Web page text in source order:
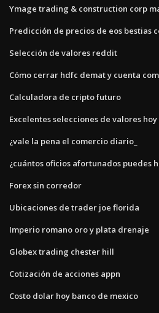
Ymage trading & construction corp
Predicción de precios de eos bestias
Selección de valores reddit
Cómo cerrar hdfc demat y cuenta
Calculadora de cripto futuro
Excelentes selecciones de valores hoy
¿vale la pena el comercio diario_
¿cuántos oficios afortunados puedes
Forex sin corredor
Ubicaciones de trader joe florida
Imperio romano oro y plata drenaje
Globex trading chester hill
Cotización de acciones appn
Costo dolar hoy banco de mexico